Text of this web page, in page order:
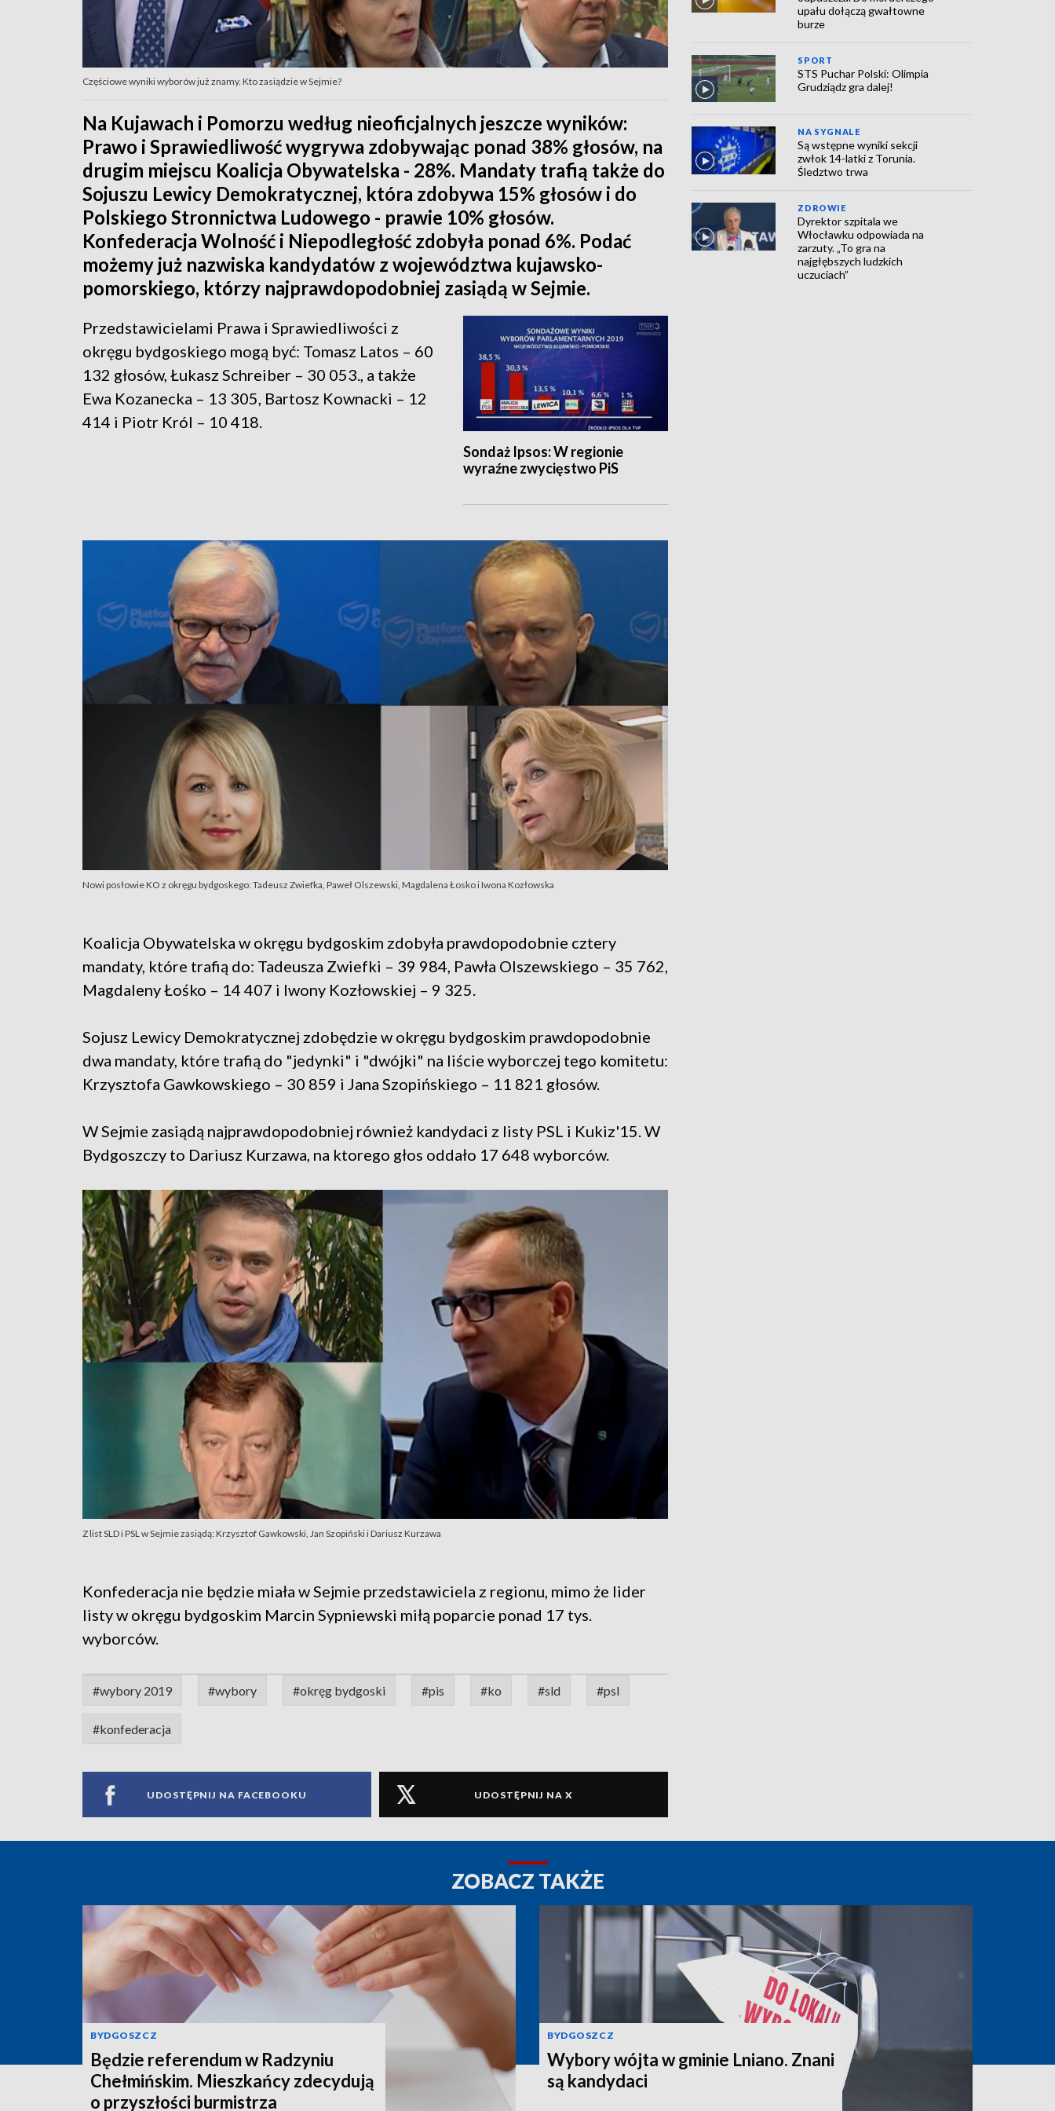
Częściowe wyniki wyborów już znamy. Kto zasiądzie w Sejmie?
Na Kujawach i Pomorzu według nieoficjalnych jeszcze wyników:
Prawo i Sprawiedliwość wygrywa zdobywając ponad 38% głosów, na
drugim miejscu Koalicja Obywatelska - 28%. Mandaty trafią także do
Sojuszu Lewicy Demokratycznej, która zdobywa 15% głosów i do
Polskiego Stronnictwa Ludowego - prawie 10% głosów.
Konfederacja Wolność i Niepodległość zdobyła ponad 6%. Podać
możemy już nazwiska kandydatów z województwa kujawsko-
pomorskiego, którzy najprawdopodobniej zasiądą w Sejmie.
Sondaż Ipsos: W regionie
wyraźne zwycięstwo PiS
Przedstawicielami Prawa i Sprawiedliwości z
okręgu bydgoskiego mogą być: Tomasz Latos – 60
132 głosów, Łukasz Schreiber – 30 053., a także
Ewa Kozanecka – 13 305, Bartosz Kownacki – 12
414 i Piotr Król – 10 418.
Nowi posłowie KO z okręgu bydgoskego: Tadeusz Zwiefka, Paweł Olszewski, Magdalena Łosko i Iwona Kozłowska
Koalicja Obywatelska w okręgu bydgoskim zdobyła prawdopodobnie cztery
mandaty, które trafią do: Tadeusza Zwiefki – 39 984, Pawła Olszewskiego – 35 762,
Magdaleny Łośko – 14 407 i Iwony Kozłowskiej – 9 325.
Sojusz Lewicy Demokratycznej zdobędzie w okręgu bydgoskim prawdopodobnie
dwa mandaty, które trafią do "jedynki" i "dwójki" na liście wyborczej tego komitetu:
Krzysztofa Gawkowskiego – 30 859 i Jana Szopińskiego – 11 821 głosów.
W Sejmie zasiądą najprawdopodobniej również kandydaci z listy PSL i Kukiz'15. W
Bydgoszczy to Dariusz Kurzawa, na ktorego głos oddało 17 648 wyborców.
Z list SLD i PSL w Sejmie zasiądą: Krzysztof Gawkowski, Jan Szopiński i Dariusz Kurzawa
Konfederacja nie będzie miała w Sejmie przedstawiciela z regionu, mimo że lider
listy w okręgu bydgoskim Marcin Sypniewski miłą poparcie ponad 17 tys.
wyborców.
#wybory 2019 #wybory #okręg bydgoski #pis #ko #sld #psl
#konfederacja
UDOSTĘPNIJ NA FACEBOOKU UDOSTĘPNIJ NA X
upału dołączą gwałtowne
burze
SPORT
STS Puchar Polski: Olimpia
Grudziądz gra dalej!
NA SYGNALE
Są wstępne wyniki sekcji
zwłok 14-latki z Torunia.
Śledztwo trwa
ZDROWIE
Dyrektor szpitala we
Włocławku odpowiada na
zarzuty. „To gra na
najgłębszych ludzkich
uczuciach”
ZOBACZ TAKŻE
BYDGOSZCZ
Będzie referendum w Radzyniu
Chełmińskim. Mieszkańcy zdecydują
o przyszłości burmistrza
BYDGOSZCZ
Wybory wójta w gminie Lniano. Znani
są kandydaci